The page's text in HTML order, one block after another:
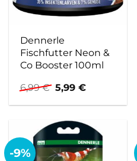
Dennerle
Fischfutter Neon &
Co Booster 100ml
6,99€ Ursprünglicher
Preis
war:
5,99€Aktueller
ist:
-9%